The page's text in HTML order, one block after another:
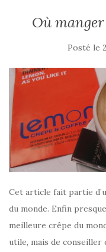
Où
Posté le
Cet article fait partie
du monde. Enfin
meilleure crêpe du
utile, mais de